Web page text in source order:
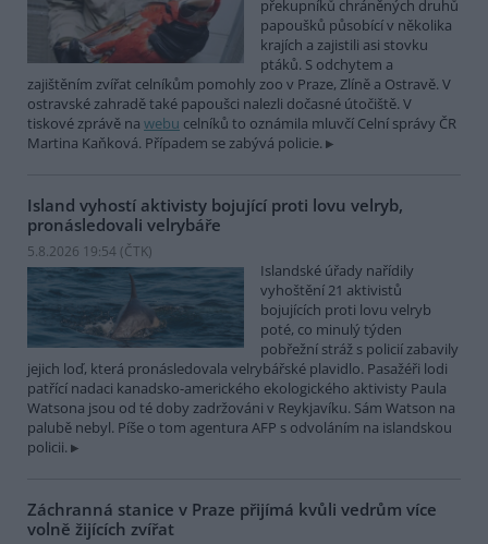
překupníků chráněných druhů
papoušků působící v několika
krajích a zajistili asi stovku
ptáků. S odchytem a
zajištěním zvířat celníkům pomohly zoo v Praze, Zlíně a Ostravě. V
ostravské zahradě také papoušci nalezli dočasné útočiště. V
tiskové zprávě na webu celníků to oznámila mluvčí Celní správy ČR
Martina Kaňková. Případem se zabývá policie.
Island vyhostí aktivisty bojující proti lovu velryb,
pronásledovali velrybáře
5.8.2026 19:54 (ČTK)
Islandské úřady nařídily
vyhoštění 21 aktivistů
bojujících proti lovu velryb
poté, co minulý týden
pobřežní stráž s policií zabavily
jejich loď, která pronásledovala velrybářské plavidlo. Pasažéři lodi
patřící nadaci kanadsko-amerického ekologického aktivisty Paula
Watsona jsou od té doby zadržováni v Reykjavíku. Sám Watson na
palubě nebyl. Píše o tom agentura AFP s odvoláním na islandskou
policii.
Záchranná stanice v Praze přijímá kvůli vedrům více
volně žijících zvířat